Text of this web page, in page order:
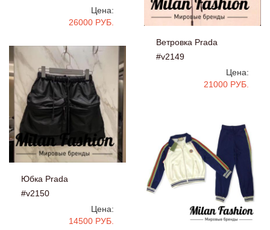
Цена:
26000 РУБ.
Ветровка Prada
#v2149
Цена:
21000 РУБ.
Юбка Prada
#v2150
Цена:
14500 РУБ.